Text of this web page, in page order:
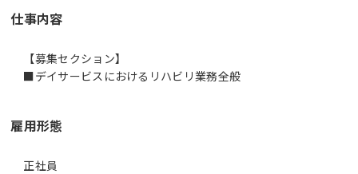
仕事内容
【募集セクション】
■デイサービスにおけるリハビリ業務全般
雇用形態
正社員